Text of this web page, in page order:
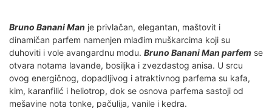
Bruno Banani Man je privlačan, elegantan, maštovit i
dinamičan parfem namenjen mlađim muškarcima koji su
duhoviti i vole avangardnu modu. Bruno Banani Man parfem se
otvara notama lavande, bosiljka i zvezdastog anisa. U srcu
ovog energičnog, dopadljivog i atraktivnog parfema su kafa,
kim, karanfilić i heliotrop, dok se osnova parfema sastoji od
mešavine nota tonke, pačulija, vanile i kedra.